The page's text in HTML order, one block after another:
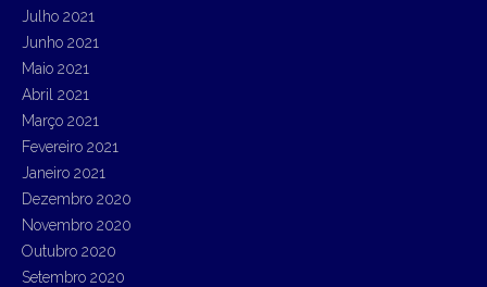
Julho 2021
Junho 2021
Maio 2021
Abril 2021
Março 2021
Fevereiro 2021
Janeiro 2021
Dezembro 2020
Novembro 2020
Outubro 2020
Setembro 2020